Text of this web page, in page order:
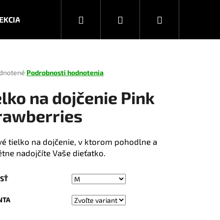
JESEŇ/ZIMA 2026 KOLEKCIA JAR/LETO 2025
Hľadať PrihlásenieNákupný
Podrobnosti hodnotenia
na dojčenie Pink
tielko na dojčenie, v ktorom pohodlne a
nadojčíte Vaše dieťatko.
Nasledujúce